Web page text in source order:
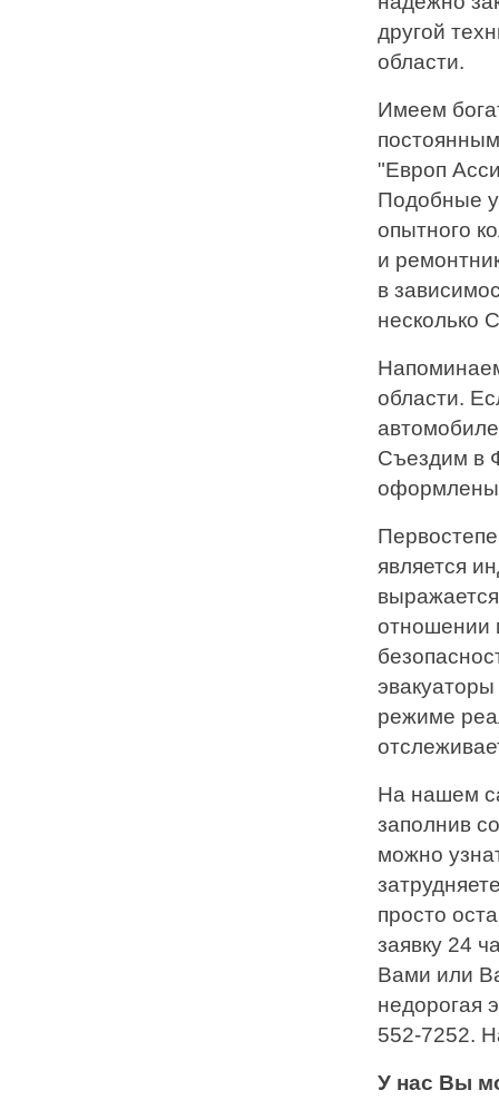
другой
области.
Имеем
"Европ
Подобные
опытного
и
в
несколько
области.
Съездим в
является
отношении
режиме
На нашем
заполнив
можно
просто
заявку 24
Вами или
недорогая
552-7252.
У нас Вы